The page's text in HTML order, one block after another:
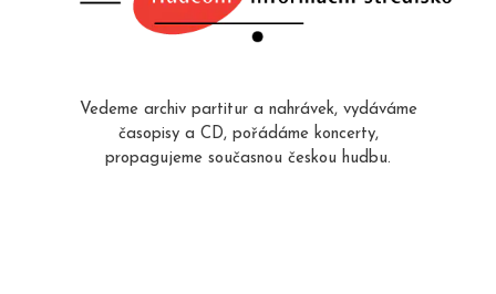
Vedeme archiv partitur a nahrávek, vydáváme
časopisy a CD, pořádáme koncerty,
propagujeme současnou českou hudbu.